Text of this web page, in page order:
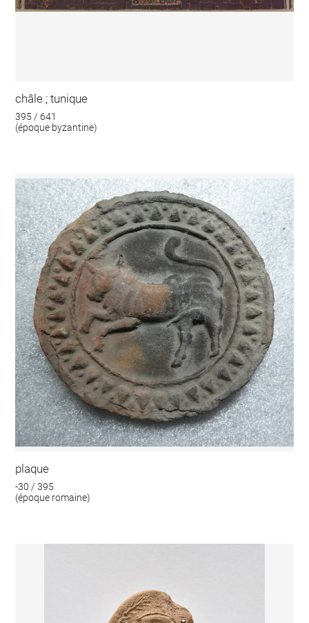
châle ; tunique
395 / 641
(époque byzantine)
plaque
-30 / 395
(époque romaine)